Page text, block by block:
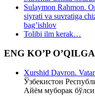
Sulaymon Rahmon.
siyrati va suvratiga
bag’ishlov
Tolibi ilm kerak…
ENG KO’P
Xurshid Davron.
Ўзбекистон
Айём муборак